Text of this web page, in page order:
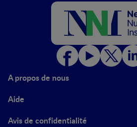
A propos de nous
Aide
Avis de confidentialité